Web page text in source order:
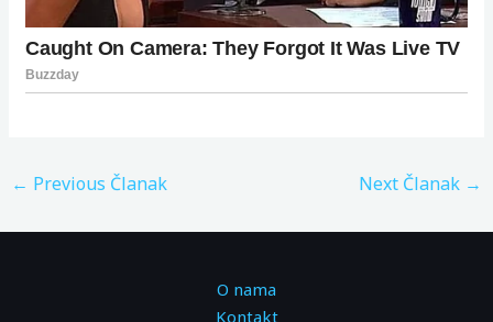
← Previous Članak Next Članak →
O nama
Kontakt